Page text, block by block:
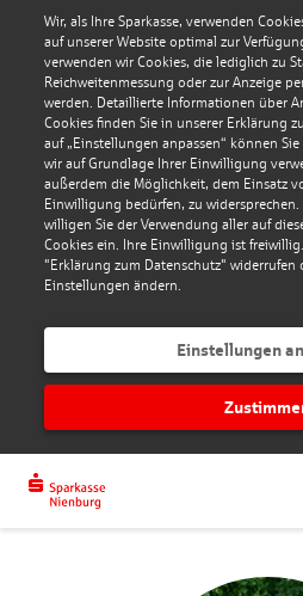
Wir, als Ihre Sparkasse, verwenden
auf unserer Website optimal zur
verwenden wir Cookies, die lediglich zu
Reichweitenmessung oder zur Anzeige
werden. Detaillierte Informationen über
Cookies finden Sie in unserer Erklärung
auf „Einstellungen anpassen“ können
wir auf Grundlage Ihrer Einwilligung
außerdem die Möglichkeit, dem Einsatz
Einwilligung bedürfen, zu widersprechen.
willigen Sie der Verwendung aller auf
Cookies ein. Ihre Einwilligung ist
"Erklärung zum Datenschutz" widerrufen
Einstellungen ändern.
Einstellungen